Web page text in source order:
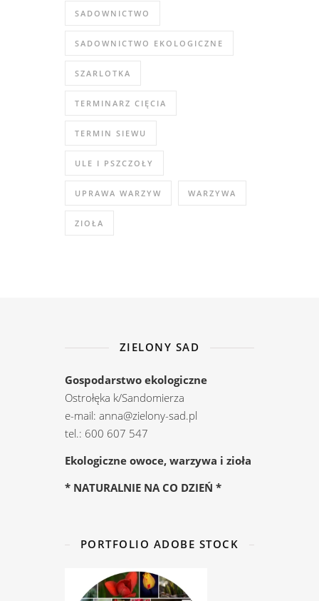
SADOWNICTWO
SADOWNICTWO EKOLOGICZNE
SZARLOTKA
TERMINARZ CIĘCIA
TERMIN SIEWU
ULE I PSZCZOŁY
UPRAWA WARZYW WARZYWA
ZIOŁA
ZIELONY SAD
Gospodarstwo ekologiczne
Ostrołęka k/Sandomierza
e-mail: anna@zielony-sad.pl
tel.: 600 607 547
Ekologiczne owoce, warzywa i zioła
* NATURALNIE NA CO DZIEŃ *
PORTFOLIO ADOBE STOCK